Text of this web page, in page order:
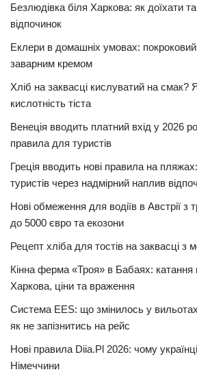
Безлюдівка біля Харкова: як доїхати
відпочинок
Еклери в домашніх умовах:
заварним кремом
Хліб на заквасці кислуватий на смак?
кислотність тіста
Венеція вводить платний вхід у 2026
правила для туристів
Греція вводить нові правила на
туристів через надмірний наплив
Нові обмеження для водіїв в Австрії
до 5000 євро та екозони
Рецепт хліба для тостів на заквасці
Кінна ферма «Троя» в Бабаях: катання
Харкова, ціни та враження
Система EES: що змінилось у
як не запізнитись на рейс
Нові правила Diia.Pl 2026: чому
Німеччини